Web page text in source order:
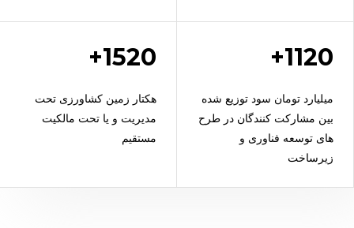
1120+
میلیارد تومان سود توزیع شده
بین مشارکت کنندگان در طرح
های توسعه فناوری و
زیرساخت
1520+
هکتار زمین کشاورزی تحت
مدیریت و یا تحت مالکیت
مستقیم